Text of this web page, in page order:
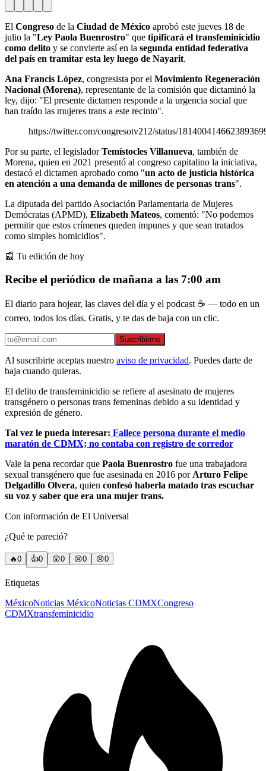
El Congreso de la Ciudad de México aprobó este jueves 18 de
julio la "Ley Paola Buenrostro" que tipificará el transfeminicidio
como delito y se convierte así en la segunda entidad federativa
del país en tramitar esta ley luego de Nayarit.
Ana Francis López, congresista por el Movimiento Regeneración
Nacional (Morena), representante de la comisión que dictaminó la
ley, dijo: "El presente dictamen responde a la urgencia social que
han traído las mujeres trans a este recinto".
https://twitter.com/congresotv212/status/
Por su parte, el legisladorTemístocles Villanueva, también de
Morena, quien en 2021 presentó al congreso capitalino la iniciativa,
destacó el dictamen aprobado como "un acto de justicia histórica
en atención a una demanda de millones de personas trans".
La diputada del partido Asociación Parlamentaria de Mujeres
Demócratas (APMD), Elizabeth Mateos, comentó: "No podemos
permitir que estos crímenes queden impunes y que sean tratados
como simples homicidios".
📰 Tu edición de hoy
Recibe el periódico de mañana a las 7:00 am
El diario para hojear, las claves del día y el podcast ☕ — todo en un
correo, todos los días. Gratis, y te das de baja con un clic.
Suscribirme
Al suscribirte aceptas nuestro aviso de privacidad. Puedes darte de
baja cuando quieras.
El delito de transfeminicidio se refiere al asesinato de mujeres
transgénero o personas trans femeninas debido a su identidad y
expresión de género.
Tal vez le pueda interesar: Fallece persona durante el medio
maratón de CDMX; no contaba con registro de corredor
Vale la pena recordar que Paola Buenrostro fue una trabajadora
sexual transgénero que fue asesinada en 2016 por Arturo Felipe
Delgadillo Olvera, quien confesó haberla matado tras escuchar
su voz y saber que era una mujer trans.
Con información de El Universal
¿Qué te pareció?
🔥0 👍0 😲0 😢0 😠0
Etiquetas
MéxicoNoticias MéxicoNoticias CDMXCongreso
CDMXtransfeminicidio